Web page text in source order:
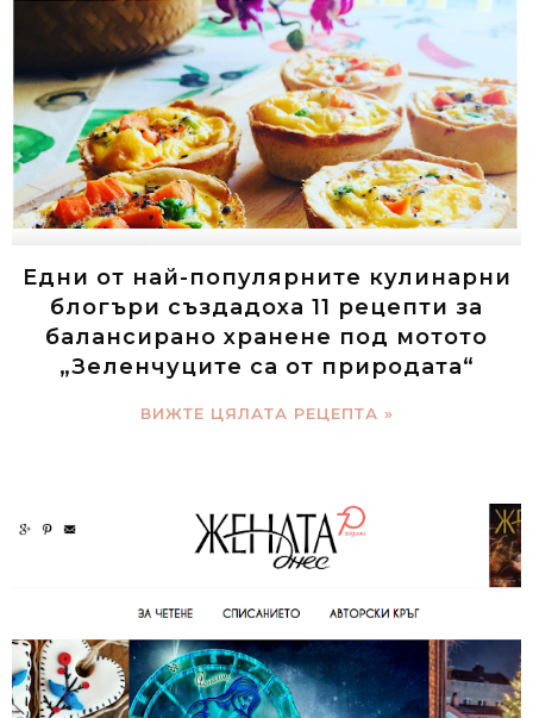
Едни от най-популярните кулинарни
блогъри създадоха 11 рецепти за
балансирано хранене под мотото
„Зеленчуците са от природата“
ВИЖТЕ ЦЯЛАТА РЕЦЕПТА »